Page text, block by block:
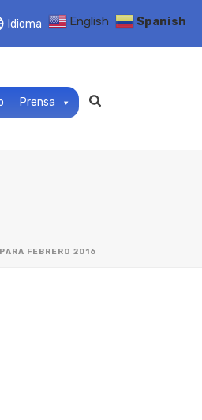
Idioma
Prensa
FEBRERO 2016
English Spanish